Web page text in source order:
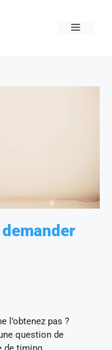
MENU
l’obtenez pas ?
question de